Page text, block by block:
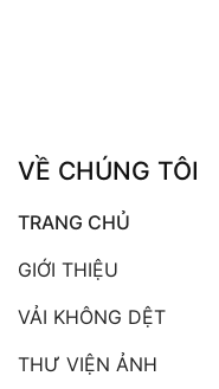
VỀ CHÚNG TÔI
TRANG CHỦ
GIỚI THIỆU
VẢI KHÔNG DỆT
THƯ VIỆN ẢNH